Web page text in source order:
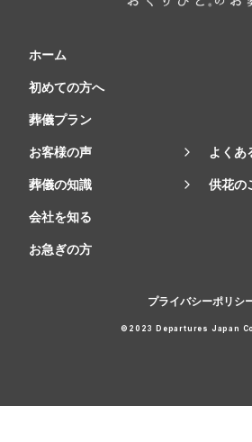
ホーム
初めての方へ
葬儀プラン
お客様の声 よくあ
葬儀の知識 供花の
会社を知る
お急ぎの方
プライバシーポリシ
©2023 Departures Japan